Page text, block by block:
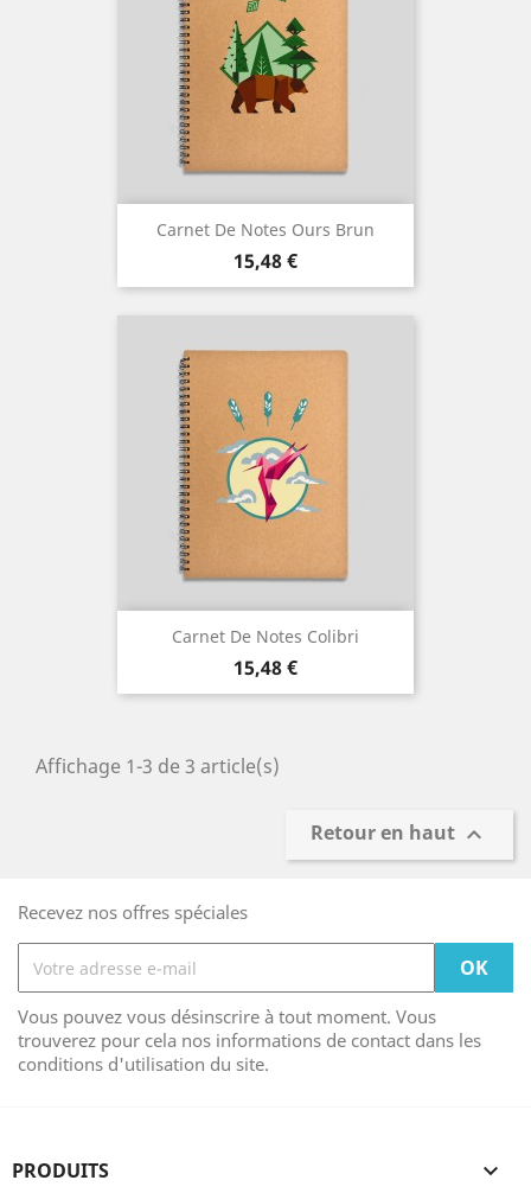
Carnet De Notes Ours Brun
Prix
15,48 €
Carnet De Notes Colibri
Prix
15,48 €
Affichage 1-3 de 3 article(s)
Retour en haut 
Recevez nos offres spéciales
Vous pouvez vous désinscrire à tout moment. Vous
trouverez pour cela nos informations de contact dans les
conditions d'utilisation du site.
PRODUITS 